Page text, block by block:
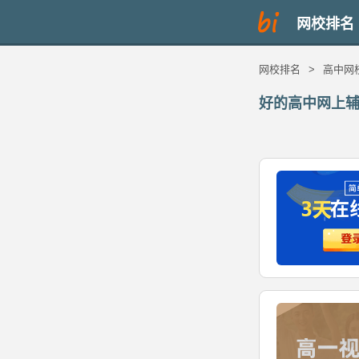
网校排名
网校排名 > 高中网
好的高中网上